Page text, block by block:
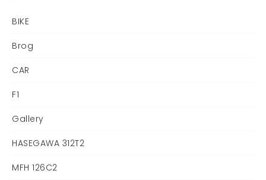
BIKE
Brog
CAR
F1
Gallery
HASEGAWA 312T2
MFH 126C2